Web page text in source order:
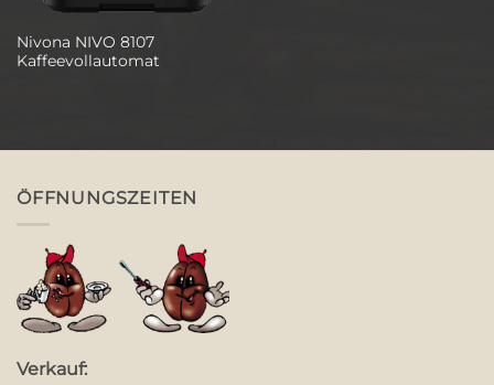
Nivona NIVO 8107
Kaffeevollautomat
ÖFFNUNGSZEITEN
Verkauf: